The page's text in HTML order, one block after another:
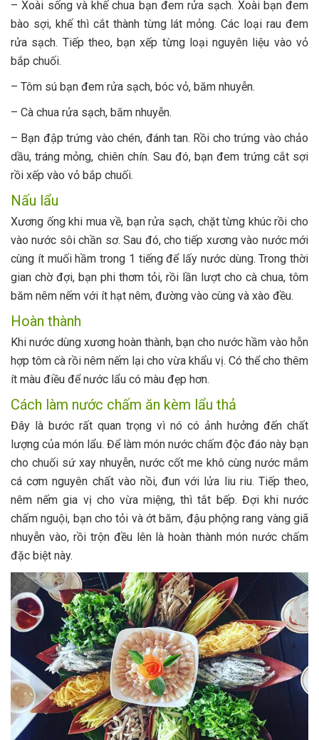
– Xoài sống và khế chua bạn đem rửa sạch. Xoài bạn đem
bào sợi, khế thì cắt thành từng lát mỏng. Các loại rau đem
rửa sạch. Tiếp theo, bạn xếp từng loại nguyên liệu vào vỏ
bắp chuối.
– Tôm sú bạn đem rửa sạch, bóc vỏ, băm nhuyễn.
– Cà chua rửa sạch, băm nhuyễn.
– Bạn đập trứng vào chén, đánh tan. Rồi cho trứng vào chảo
dầu, tráng mỏng, chiên chín. Sau đó, bạn đem trứng cắt sợi
rồi xếp vào vỏ bắp chuối.
Nấu lẩu
Xương ống khi mua về, bạn rửa sạch, chặt từng khúc rồi cho
vào nước sôi chần sơ. Sau đó, cho tiếp xương vào nước mới
cùng ít muối hầm trong 1 tiếng để lấy nước dùng. Trong thời
gian chờ đợi, bạn phi thơm tỏi, rồi lần lượt cho cà chua, tôm
băm nêm nếm với ít hạt nêm, đường vào cùng và xào đều.
Hoàn thành
Khi nước dùng xương hoàn thành, bạn cho nước hầm vào hỗn
hợp tôm cà rồi nêm nếm lại cho vừa khẩu vị. Có thể cho thêm
ít màu điều để nước lẩu có màu đẹp hơn.
Cách làm nước chấm ăn kèm lẩu thả
Đây là bước rất quan trọng vì nó có ảnh hưởng đến chất
lượng của món lẩu. Để làm món nước chấm độc đáo này bạn
cho chuối sứ xay nhuyễn, nước cốt me khô cùng nước mắm
cá cơm nguyên chất vào nồi, đun với lửa liu riu. Tiếp theo,
nêm nếm gia vị cho vừa miệng, thì tắt bếp. Đợi khi nước
chấm nguội, bạn cho tỏi và ớt băm, đậu phộng rang vàng giã
nhuyễn vào, rồi trộn đều lên là hoàn thành món nước chấm
đặc biệt này.